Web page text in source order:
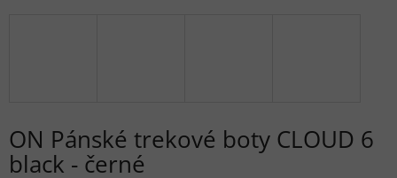
ON Pánské trekové boty CLOUD 6
black - černé